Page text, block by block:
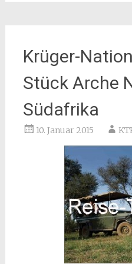
Krüger-
Stück Arche
Südafrika
10. Januar 2015